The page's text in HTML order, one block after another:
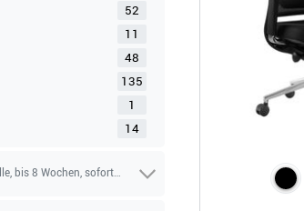
52
11
48
135
1
14
bis 8 Wochen, sofort lieferbar, bis 5 Wochen, bis 4 Wochen